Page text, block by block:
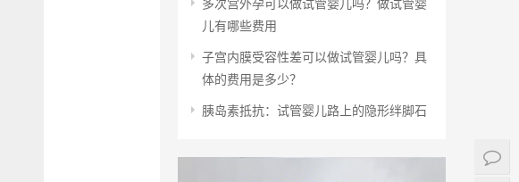
多次宫外孕可以做试管婴儿吗？做试管婴
儿有哪些费用
子宫内膜受容性差可以做试管婴儿吗？具
体的费用是多少？
胰岛素抵抗：试管婴儿路上的隐形绊脚石